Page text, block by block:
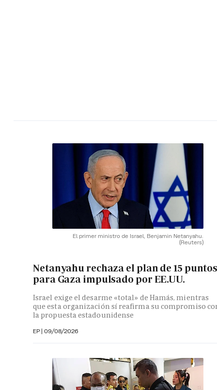
El primer ministro de Israel, Benjamin Netanyahu.
(Reuters)
Netanyahu rechaza el plan de 15
para Gaza impulsado por EE.UU.
Israel exige el desarme «total» de Hamás, mientras
que esta organización sí reafirma su compromiso
la propuesta estadounidense
EP | 09/08/2026